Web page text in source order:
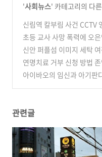
'사회뉴스' 카테고리의 다
신림역 칼부림 사건 CCTV
남성 충격 (0)
초등 교사 사망 폭력에 오
천석 박사도 동참
(0)
신안 퍼플섬 이미지 세탁
투성이
(0)
연명치료 거부 신청 방법 존
대하여 (0)
아이바오의 임신과 아기판
관련글